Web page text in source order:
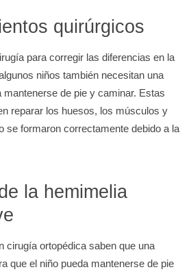
quirúrgicos
para corregir las diferencias en la
niños también necesitan una
de pie y caminar. Estas
reparar los huesos, los músculos y
se formaron correctamente debido a la
la hemimelia
cirugía ortopédica saben que una
que el niño pueda mantenerse de pie